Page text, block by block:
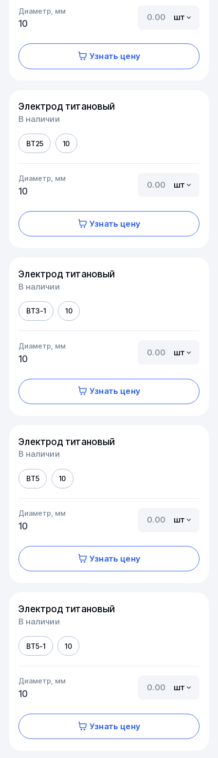
Диаметр, мм
10
шт
Узнать цену
Электрод титановый
В наличии
ВТ25 10
Диаметр, мм
10
шт
Узнать цену
Электрод титановый
В наличии
ВТ3-1 10
Диаметр, мм
10
шт
Узнать цену
Электрод титановый
В наличии
ВТ5 10
Диаметр, мм
10
шт
Узнать цену
Электрод титановый
В наличии
ВТ5-1 10
Диаметр, мм
10
шт
Узнать цену